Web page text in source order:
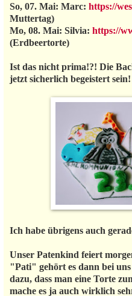
So, 07. Mai: Marc: https://
Muttertag)
Mo, 08. Mai: Silvia: https://
(Erdbeertorte)
Ist das nicht prima!?! Die
jetzt sicherlich begeistert
Ich habe übrigens auch
Unser Patenkind feiert
"Pati" gehört es dann bei
dazu, dass man eine Torte
mache es ja auch wirklich